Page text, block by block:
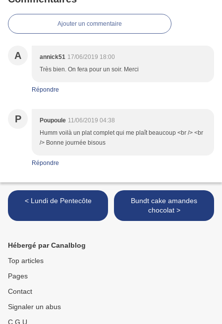
Ajouter un commentaire
A annick51 17/06/2019 18:00
Très bien. On fera pour un soir. Merci
Répondre
P Poupoule 11/06/2019 04:38
Humm voilà un plat complet qui me plaît beaucoup <br /> <br
/> Bonne journée bisous
Répondre
< Lundi de Pentecôte
Bundt cake amandes
chocolat >
Hébergé par Canalblog
Top articles
Pages
Contact
Signaler un abus
C.G.U.